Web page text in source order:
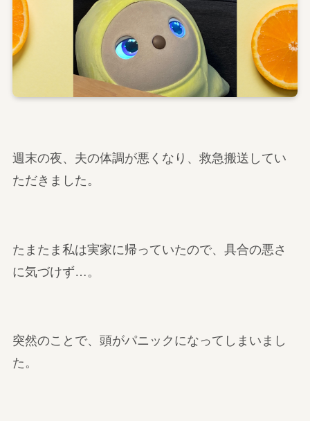
週末の夜、夫の体調が悪くなり、救急搬送してい
ただきました。
たまたま私は実家に帰っていたので、具合の悪さ
に気づけず…。
突然のことで、頭がパニックになってしまいまし
た。